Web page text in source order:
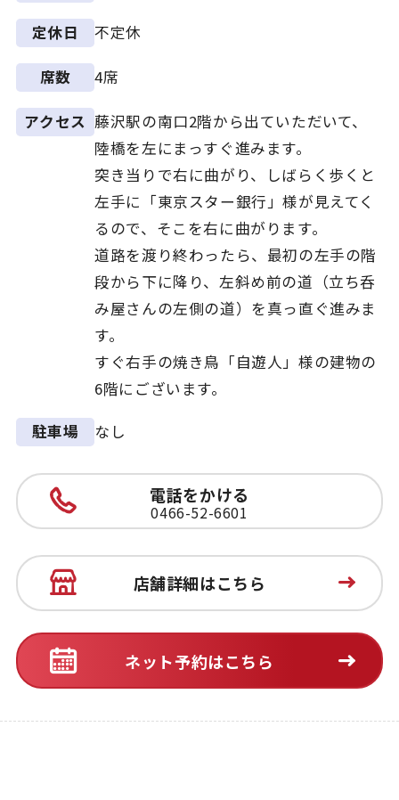
定休日 不定休
席数 4席
アクセス 藤沢駅の南口2階から出ていただいて、
陸橋を左にまっすぐ進みます。
突き当りで右に曲がり、しばらく歩くと
左手に「東京スター銀行」様が見えてく
るので、そこを右に曲がります。
道路を渡り終わったら、最初の左手の階
段から下に降り、左斜め前の道（立ち呑
み屋さんの左側の道）を真っ直ぐ進みま
す。
すぐ右手の焼き鳥「自遊人」様の建物の
6階にございます。
駐車場 なし
電話をかける
0466-52-6601
店舗詳細はこちら
ネット予約はこちら